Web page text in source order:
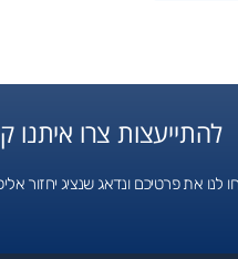
להתייעצות צרו איתנו
לנו את פרטיכם ונדאג שנציג יחזור